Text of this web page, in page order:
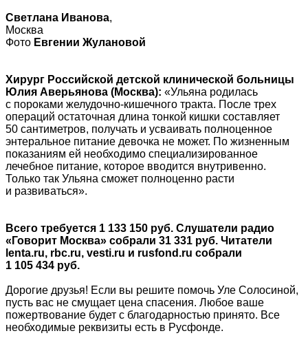
Светлана Иванова,
Москва
Фото Евгении Жулановой
Хирург Российской детской клинической больницы
Юлия Аверьянова (Москва): «Ульяна родилась
с пороками желудочно-кишечного тракта. После трех
операций остаточная длина тонкой кишки составляет
50 сантиметров, получать и усваивать полноценное
энтеральное питание девочка не может. По жизненным
показаниям ей необходимо специализированное
лечебное питание, которое вводится внутривенно.
Только так Ульяна сможет полноценно расти
и развиваться».
Всего требуется 1 133 150 руб. Слушатели радио
«Говорит Москва» собрали 31 331 руб. Читатели
lenta.ru, rbc.ru, vesti.ru и rusfond.ru собрали
1 105 434 руб.
Дорогие друзья! Если вы решите помочь Уле Солосиной,
пусть вас не смущает цена спасения. Любое ваше
пожертвование будет с благодарностью принято. Все
необходимые реквизиты есть в Русфонде.